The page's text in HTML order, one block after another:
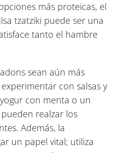
más proteicas, el
tzatziki puede ser una
tanto el hambre
sean aún más
con salsas y
con menta o un
realzar los
Además, la
un papel vital; utiliza